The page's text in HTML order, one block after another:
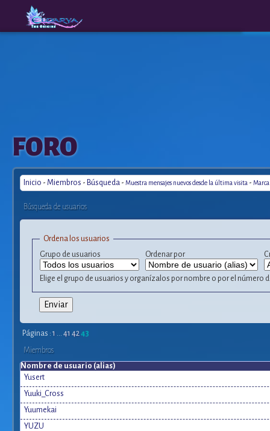
The
Origins
FORO
Inicio - Miembros - Búsqueda - Muestra mensajes nuevos desde la última visita - Marca
Búsqueda de usuarios
Ordena los usuarios
Grupo de usuarios
Ordenar por
Elige el grupo de usuarios y organízalos por nombre o por el número
Páginas : 1 ... 41 4243
Miembros
Nombre de usuario (alias)
Yusert
Yuuki_Cross
Yuumekai
YUZU